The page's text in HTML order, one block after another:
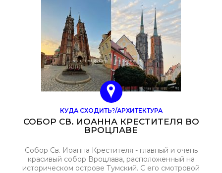
КУДА СХОДИТЬ?/АРХИТЕКТУРА
СОБОР СВ. ИОАННА КРЕСТИТЕЛЯ ВО
ВРОЦЛАВЕ
Собор Св. Иоанна Крестителя - главный и очень
красивый собор Вроцлава, расположенный на
историческом острове Тумский. С его смотровой